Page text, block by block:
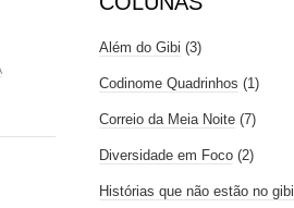
Além do Gibi (3)
Codinome Quadrinhos (1)
Correio da Meia Noite (7)
Diversidade em Foco (2)
Histórias que não estão no gibi